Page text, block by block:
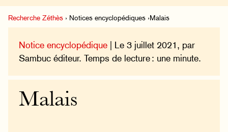
Recherche Zéthès › Notices encyclopédiques ›Malais
Notice encyclopédique | Le 3 juillet 2021, par
Sambuc éditeur. Temps de lecture : une minute.
Malais